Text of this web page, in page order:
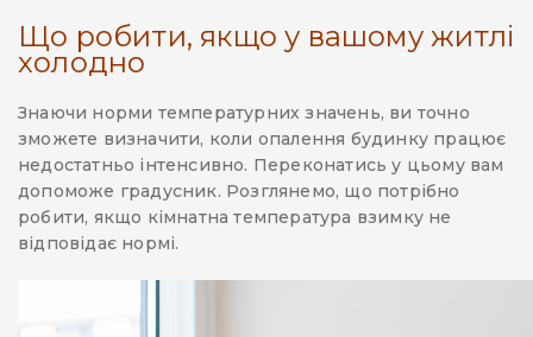
Що робити, якщо у вашому житлі
холодно
Знаючи норми температурних значень, ви точно
зможете визначити, коли опалення будинку працює
недостатньо інтенсивно. Переконатись у цьому вам
допоможе градусник. Розглянемо, що потрібно
робити, якщо кімнатна температура взимку не
відповідає нормі.